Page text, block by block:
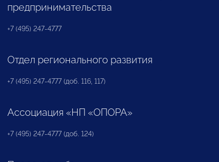
предпринимательства
+7 (495) 247-4777
Отдел регионального развития
+7 (495) 247-4777 (доб. 116, 117)
Ассоциация «НП «ОПОРА»
+7 (495) 247-4777 (доб. 124)